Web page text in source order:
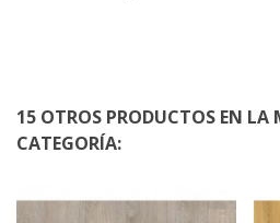
15 OTROS PRODUCTOS EN LA
CATEGORÍA: